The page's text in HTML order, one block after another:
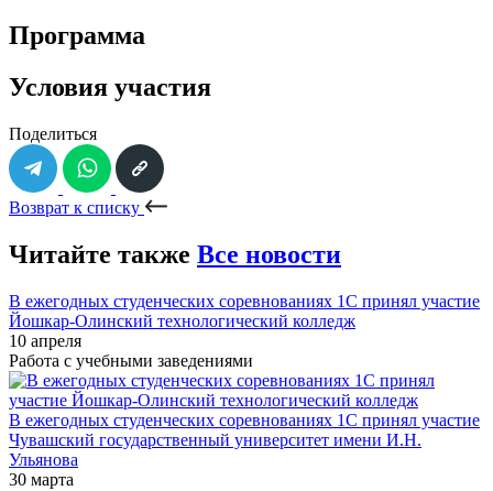
Программа
Условия участия
Поделиться
Возврат к списку
Читайте также Все новости
В ежегодных студенческих соревнованиях 1С принял участие
Йошкар-Олинский технологический колледж
10 апреля
Работа с учебными заведениями
В ежегодных студенческих соревнованиях 1С принял участие
Чувашский государственный университет имени И.Н.
Ульянова
30 марта